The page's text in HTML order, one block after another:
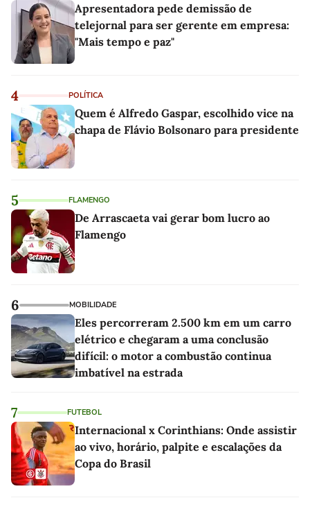
Apresentadora pede demissão de
telejornal para ser gerente em empresa:
"Mais tempo e paz"
4 POLÍTICA
Quem é Alfredo Gaspar, escolhido vice na
chapa de Flávio Bolsonaro para presidente
5 FLAMENGO
De Arrascaeta vai gerar bom lucro ao
Flamengo
6 MOBILIDADE
Eles percorreram 2.500 km em um carro
elétrico e chegaram a uma conclusão
difícil: o motor a combustão continua
imbatível na estrada
7 FUTEBOL
Internacional x Corinthians: Onde assistir
ao vivo, horário, palpite e escalações da
Copa do Brasil